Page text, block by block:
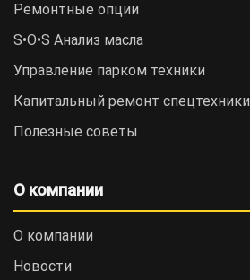
Ремонтные опции
S•O•S Анализ масла
Управление парком техники
Капитальный ремонт спецтехники
Полезные советы
О компании
О компании
Новости